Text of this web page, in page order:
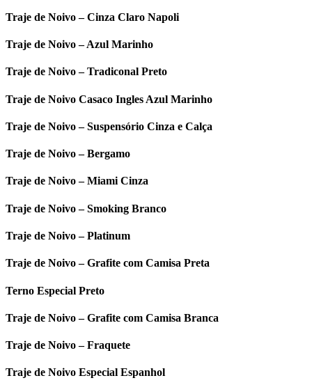
Traje de Noivo – Cinza Claro Napoli
Traje de Noivo – Azul Marinho
Traje de Noivo – Tradiconal Preto
Traje de Noivo Casaco Ingles Azul Marinho
Traje de Noivo – Suspensório Cinza e Calça
Traje de Noivo – Bergamo
Traje de Noivo – Miami Cinza
Traje de Noivo – Smoking Branco
Traje de Noivo – Platinum
Traje de Noivo – Grafite com Camisa Preta
Terno Especial Preto
Traje de Noivo – Grafite com Camisa Branca
Traje de Noivo – Fraquete
Traje de Noivo Especial Espanhol